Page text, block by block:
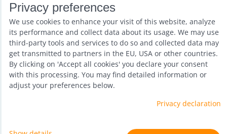
Půjčovna
Promotéři
Kurzy a setkání
Velkoobchod
Nabídka práce
Privacy preferences
We use cookies to enhance your visit of this website, analyze
its performance and collect data about its usage. We may use
third-party tools and services to do so and collected data may
get transmitted to partners in the EU, USA or other countries.
By clicking on 'Accept all cookies' you declare your consent
with this processing. You may find detailed information or
adjust your preferences below.
Privacy declaration